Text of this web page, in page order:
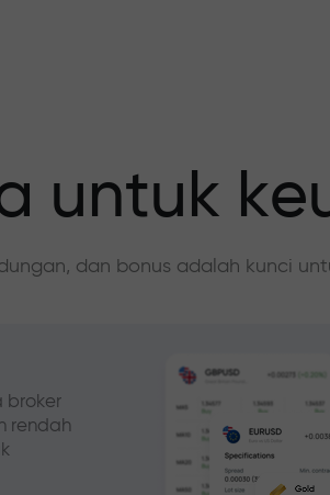
untuk
dan bonus adalah kunci
broker
rendah